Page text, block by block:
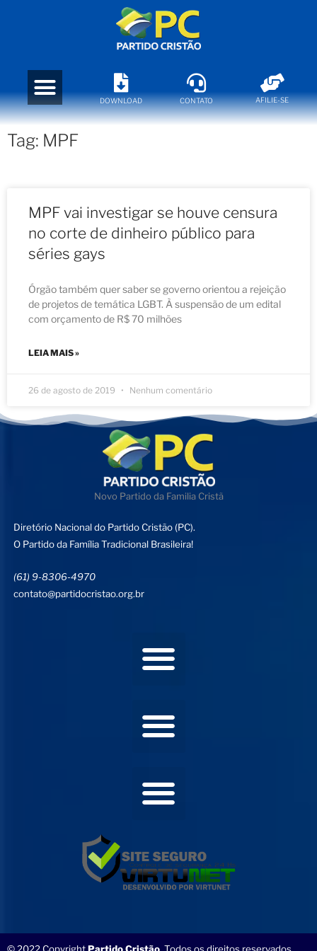
DOWNLOAD CONTATO AFILIE-SE
Tag: MPF
MPF vai investigar se houve censura
no corte de dinheiro público para
séries gays
Órgão também quer saber se governo orientou a rejeição
de projetos de temática LGBT. À suspensão de um edital
com orçamento de R$ 70 milhões
LEIA MAIS »
26 de agosto de 2019 Nenhum comentário
Novo Partido da Familia Cristã
Diretório Nacional do Partido Cristão (PC).
O Partido da Família Tradicional Brasileira!
(61) 9-8306-4970
contato@partidocristao.org.br